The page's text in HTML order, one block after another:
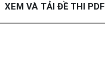
XEM VÀ TẢI ĐỀ THI PDF